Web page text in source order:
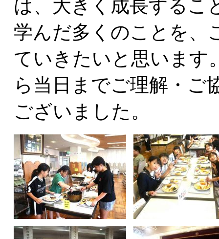
は、大きく成長するこ
学んだ多くのことを、
ていきたいと思います
ら当日までご理解・ご
ございました。